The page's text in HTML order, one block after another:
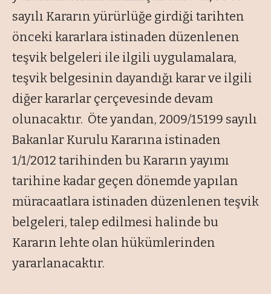
sayılı Kararın yürürlüğe girdiği tarihten
önceki kararlara istinaden düzenlenen
teşvik belgeleri ile ilgili uygulamalara,
teşvik belgesinin dayandığı karar ve ilgili
diğer kararlar çerçevesinde devam
olunacaktır. Öte yandan, 2009/15199 sayılı
Bakanlar Kurulu Kararına istinaden
1/1/2012 tarihinden bu Kararın yayımı
tarihine kadar geçen dönemde yapılan
müracaatlara istinaden düzenlenen teşvik
belgeleri, talep edilmesi halinde bu
Kararın lehte olan hükümlerinden
yararlanacaktır.